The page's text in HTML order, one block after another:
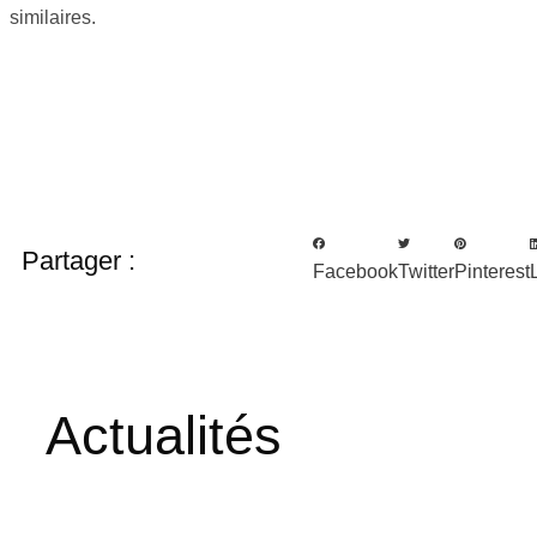
similaires.
Partager : FacebookTwitterPinterest
Actualités